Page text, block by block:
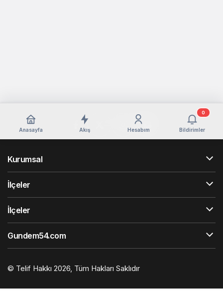
Anasayfa Akış Hesabım Bildirimler
0
Kurumsal
İlçeler
İlçeler
Gundem54.com
© Telif Hakkı 2026, Tüm Hakları Saklıdır